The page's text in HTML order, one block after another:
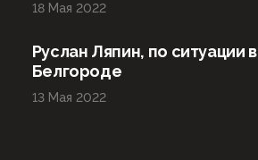
18 Мая 2022
Руслан Ляпин, по ситуации в
Белгороде
13 Мая 2022